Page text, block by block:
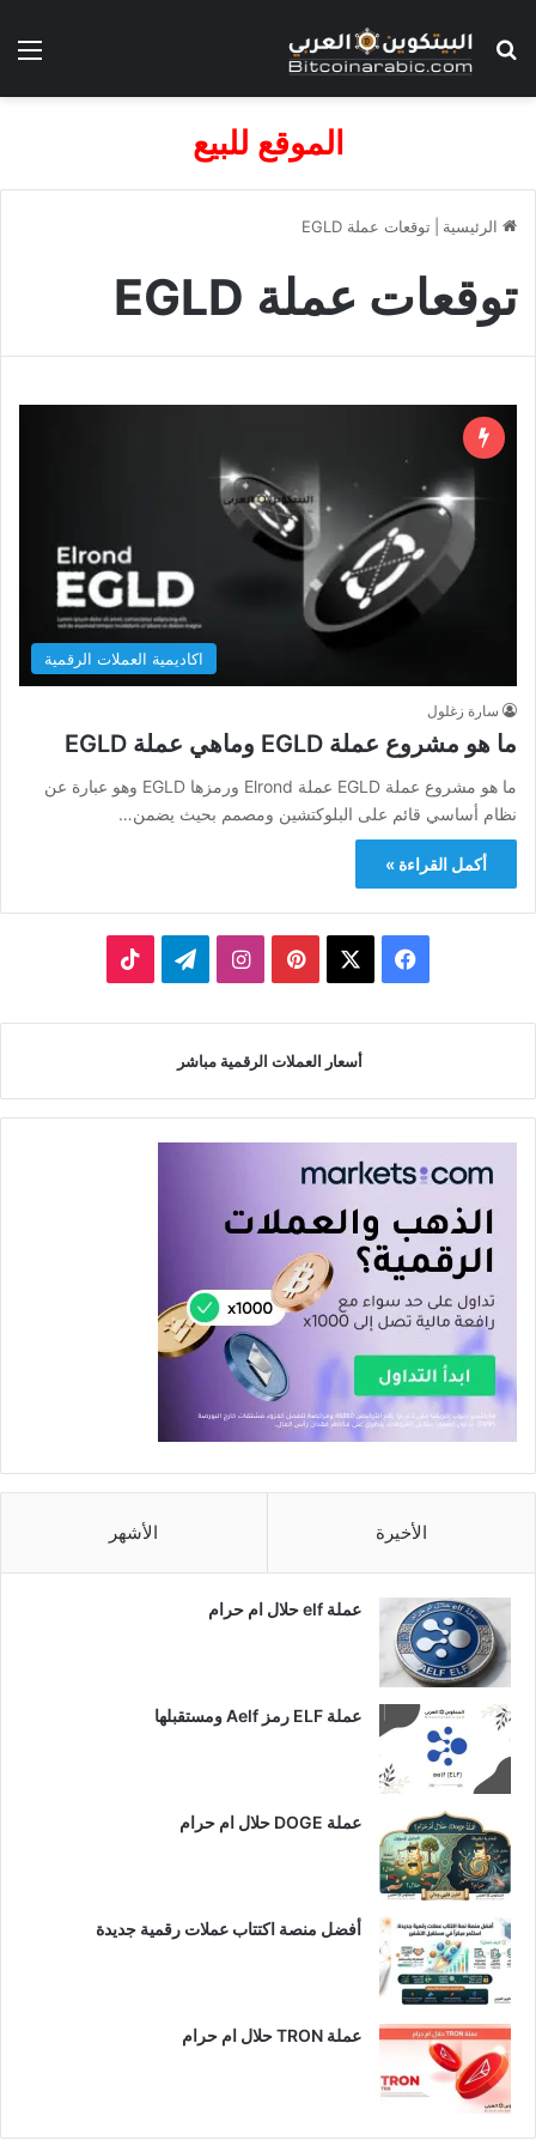
بحث عن
الموقع للبيع
الرئيسية توقعات عملة EGLD
توقعات عملة EGLD
اكاديمية العملات الرقمية
سارة زغلول
ما هو مشروع عملة EGLD وماهي عملة EGLD
ما هو مشروع عملة EGLD عملة Elrond ورمزها EGLD وهو عبارة عن
نظام أساسي قائم على البلوكتشين ومصمم بحيث يضمن…
أكمل القراءة »
فيسبوك بينتيريستانستقرامتيلقرام
أسعار العملات الرقمية مباشر
الأخيرة الأشهر
عملة elf حلال ام حرام
عملة ELF رمز Aelf ومستقبلها
عملة DOGE حلال ام حرام
أفضل منصة اكتتاب عملات رقمية جديدة
عملة TRON حلال ام حرام​